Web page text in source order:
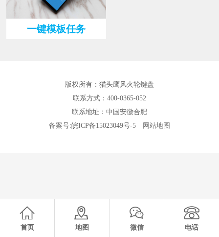
一键模板任务
版权所有：猫头鹰风火轮键盘
联系方式：400-0365-052
联系地址：中国安徽合肥
备案号:皖ICP备15023049号-5 网站地图
首页 地图 微信 电话